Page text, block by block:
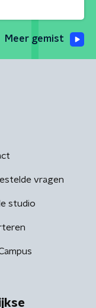
Meer gemist
vragen
studio